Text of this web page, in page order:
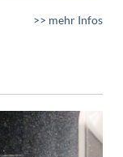
>> mehr Infos